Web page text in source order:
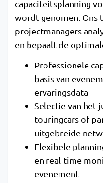
capaciteitsplanning
wordt genomen. Ons
projectmanagers
en bepaalt de
Professionele
basis van
ervaringsdata
Selectie van het
touringcars of
uitgebreide
Flexibele
en real-time
evenement